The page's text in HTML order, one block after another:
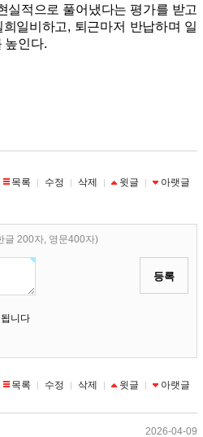
실적으로 풀어냈다는 평가를 받고
일비하고, 퇴근마저 반납하며 일
높인다.
목록 | 수정 | 삭제 | 윗글 | 아랫글
글 200자, 영문400자)
등록
니다
목록 | 수정 | 삭제 | 윗글 | 아랫글
2026-04-09